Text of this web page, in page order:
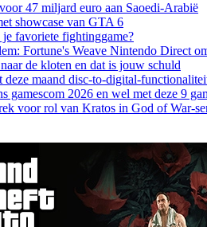
47 miljard euro aan Saoedi-Arabië
showcase van GTA 6
favoriete fightinggame?
Fortune's Weave Nintendo Direct
de kloten en dat is jouw schuld
maand disc-to-digital-
gamescom 2026 en wel met deze 9
voor rol van Kratos in God of War-